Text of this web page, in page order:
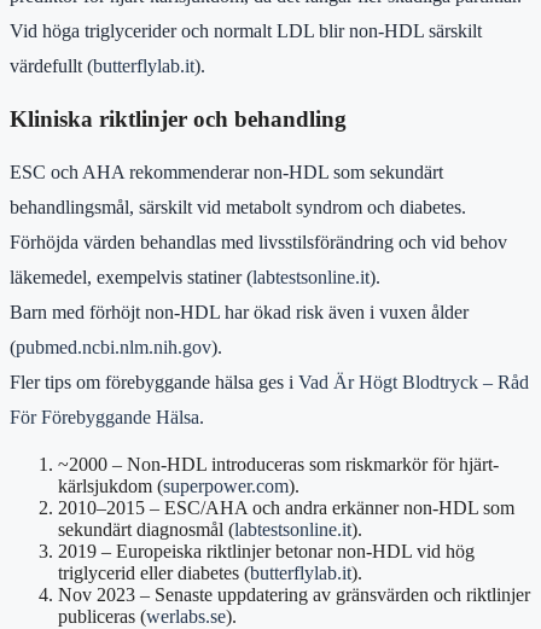
Vid höga triglycerider och normalt LDL blir non-HDL särskilt
värdefullt (butterflylab.it).
Kliniska riktlinjer och behandling
ESC och AHA rekommenderar non-HDL som sekundärt
behandlingsmål, särskilt vid metabolt syndrom och diabetes.
Förhöjda värden behandlas med livsstilsförändring och vid behov
läkemedel, exempelvis statiner (labtestsonline.it).
Barn med förhöjt non-HDL har ökad risk även i vuxen ålder
(pubmed.ncbi.nlm.nih.gov).
Fler tips om förebyggande hälsa ges i Vad Är Högt Blodtryck – Råd
För Förebyggande Hälsa.
~2000 – Non-HDL introduceras som riskmarkör för hjärt-
kärlsjukdom (superpower.com).
2010–2015 – ESC/AHA och andra erkänner non-HDL som
sekundärt diagnosmål (labtestsonline.it).
2019 – Europeiska riktlinjer betonar non-HDL vid hög
triglycerid eller diabetes (butterflylab.it).
Nov 2023 – Senaste uppdatering av gränsvärden och riktlinjer
publiceras (werlabs.se).